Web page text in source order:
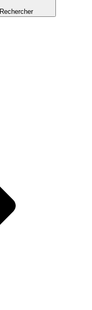
Rechercher